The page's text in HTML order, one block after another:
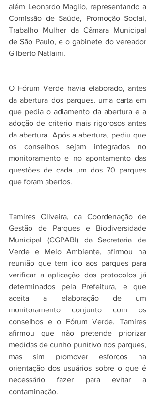
além Leonardo Maglio, representando a
Comissão de Saúde, Promoção Social,
Trabalho Mulher da Câmara Municipal
de São Paulo, e o gabinete do vereador
Gilberto Natlaini.
O Fórum Verde havia elaborado, antes
da abertura dos parques, uma carta em
que pedia o adiamento da abertura e a
adoção de critério mais rigorosos antes
da abertura. Após a abertura, pediu que
os conselhos sejam integrados no
monitoramento e no apontamento das
questões de cada um dos 70 parques
que foram abertos.
Tamires Oliveira, da Coordenação de
Gestão de Parques e Biodiversidade
Municipal (CGPABI) da Secretaria de
Verde e Meio Ambiente, afirmou na
reunião que tem ido aos parques para
verificar a aplicação dos protocolos já
determinados pela Prefeitura, e que
aceita a elaboração de um
monitoramento conjunto com os
conselhos e o Fórum Verde. Tamires
afirmou que não pretende priorizar
medidas de cunho punitivo nos parques,
mas sim promover esforços na
orientação dos usuários sobre o que é
necessário fazer para evitar a
contaminação.